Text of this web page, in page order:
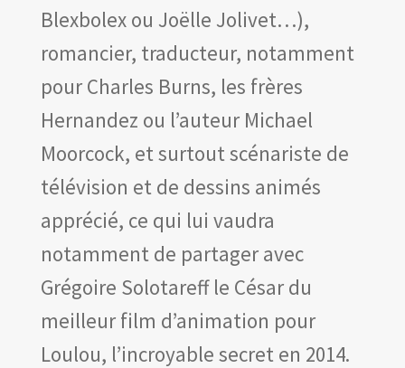
Blexbolex ou Joëlle Jolivet…),
romancier, traducteur, notamment
pour Charles Burns, les frères
Hernandez ou l’auteur Michael
Moorcock, et surtout scénariste de
télévision et de dessins animés
apprécié, ce qui lui vaudra
notamment de partager avec
Grégoire Solotareff le César du
meilleur film d’animation pour
Loulou, l’incroyable secret en 2014.